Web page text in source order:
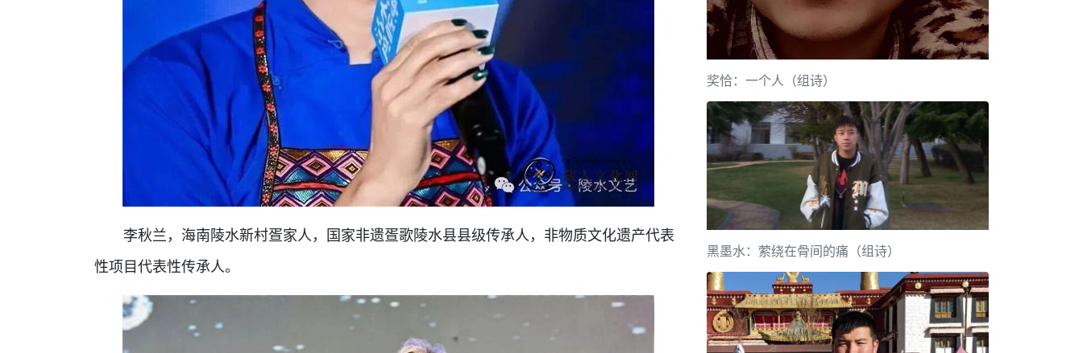
李秋兰，海南陵水新村疍家人，国家非遗疍歌陵水县县级传承人，非物质文化遗产代表
性项目代表性传承人。
奖恰：一个人（组诗）
黑墨水：萦绕在骨间的痛（组诗）